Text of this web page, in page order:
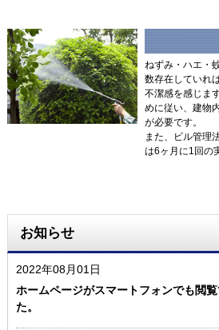
ねずみ・ハエ・
数存在していれ
不潔感を感じま
めに従い、建物
が必要です。
また、ビル管理
は6ヶ月に1回の
お知らせ
2022年08月01日
ホームページがスマートフォンでも閲
た。